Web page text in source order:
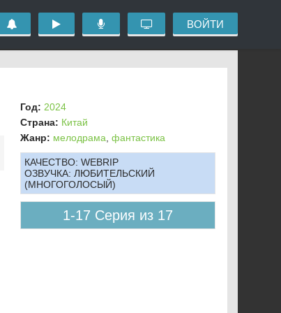
ВОЙТИ
Год: 2024
Страна: Китай
Жанр: мелодрама фантастика
КАЧЕСТВО: WEBRIP
ОЗВУЧКА: ЛЮБИТЕЛЬСКИЙ
(МНОГОГОЛОСЫЙ)
1-17 Серия из 17